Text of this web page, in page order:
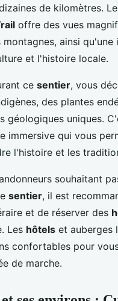
de kilomètres. Le
offre des vues
montagnes, ainsi qu'une
et l'histoire locale.
ce sentier, vous
des plantes
géologiques uniques.
immersive qui vous
l'histoire et les
souhaitant
sentier, il est
et de réserver des
Les hôtels et auberges
confortables pour
de marche.